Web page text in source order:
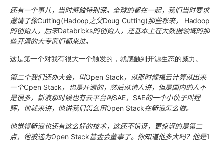
还有一个事儿，当时感触特别深。全球的都在一起，我们当时要求
邀请了像Cutting(Hadoop之父Doug Cutting)那些都来，
Hadoop
的创始人，后来Databricks的创始人，还基本上在大数据领域的那
些开源的大专家们都来过。
这是第一个对我有很大一个触发的，就感触到开源生态的威力。
第二个我们还办大会，叫Open Stack ，就那时候搞云计算就出来
一个Open Stack ，也是开源的，然后就请人讲，但是国内的人不
是很多，新浪那时候也有云平台叫SAE， SAE的一个小伙子叫程
辉，他就来讲，他讲我们怎么用Open Stack在新浪怎么做。
他觉得新浪也还有这么好的技术，这还不惊讶，更惊讶的是第二
点，他被选为Open Stack基金会董事了。你知道他多大吗？他是1